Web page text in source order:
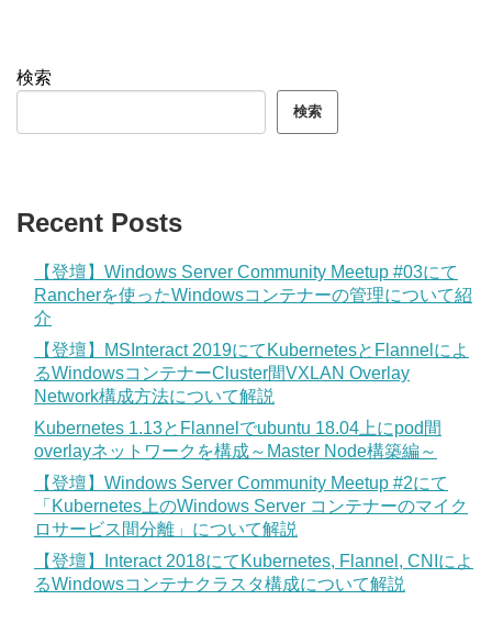
検索
検索
Recent Posts
【登壇】Windows Server Community Meetup #03にて
Rancherを使ったWindowsコンテナーの管理について紹
介
【登壇】MSInteract 2019にてKubernetesとFlannelによ
るWindowsコンテナーCluster間VXLAN Overlay
Network構成方法について解説
Kubernetes 1.13とFlannelでubuntu 18.04上にpod間
overlayネットワークを構成～Master Node構築編～
【登壇】Windows Server Community Meetup #2にて
「Kubernetes上のWindows Server コンテナーのマイク
ロサービス間分離」について解説
【登壇】Interact 2018にてKubernetes, Flannel, CNIによ
るWindowsコンテナクラスタ構成について解説